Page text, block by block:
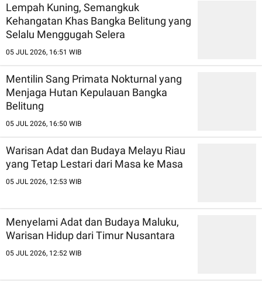
Lempah Kuning, Semangkuk
Kehangatan Khas Bangka Belitung yang
Selalu Menggugah Selera
05 JUL 2026, 16:51 WIB
Mentilin Sang Primata Nokturnal yang
Menjaga Hutan Kepulauan Bangka
Belitung
05 JUL 2026, 16:50 WIB
Warisan Adat dan Budaya Melayu Riau
yang Tetap Lestari dari Masa ke Masa
05 JUL 2026, 12:53 WIB
Menyelami Adat dan Budaya Maluku,
Warisan Hidup dari Timur Nusantara
05 JUL 2026, 12:52 WIB